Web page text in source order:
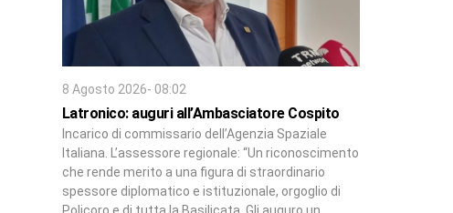
8 Agosto 2026- 08:02
Latronico: auguri all’Ambasciatore Cospito
Incarico di commissario dell’Agenzia Spaziale
Italiana. L’assessore regionale: “Un riconoscimento
che rende merito a una figura di straordinario
spessore diplomatico e istituzionale, orgoglio di
Policoro e di tutta la Basilicata. Gli auguro un